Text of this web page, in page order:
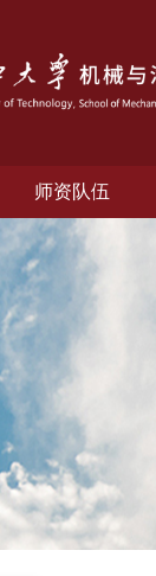
师资队伍